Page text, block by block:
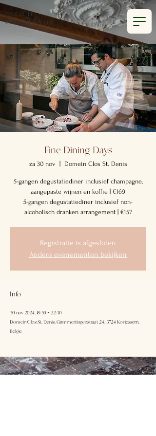
Domein
Clos St.Denis
Fine Dining Days
za 30 nov Domein Clos St. Denis
5-gangen degustatiediner inclusief champagne,
aangepaste wijnen en koffie | €169
5-gangen degustatiediner inclusief non-
alcoholisch dranken arrangement | €157
Registratie is afgesloten
Andere evenementen bekijken
Info
30 nov 2024, 18:30 – 22:30
Domein Clos St. Denis, Grimmertingenstraat 24, 3724 Kortessem,
België